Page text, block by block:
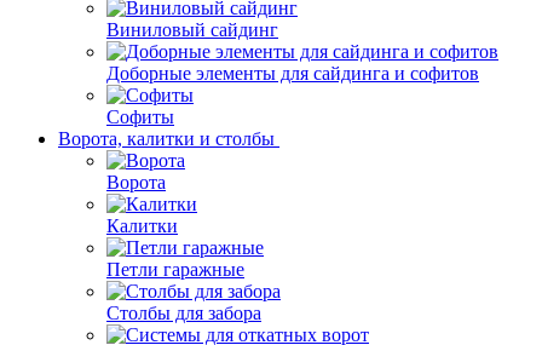
Виниловый сайдинг
Доборные элементы для сайдинга и софитов
Софиты
Ворота, калитки и столбы
Ворота
Калитки
Петли гаражные
Столбы для забора